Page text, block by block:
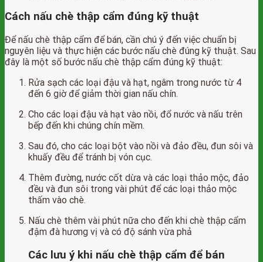
Cách nấu chè thập cẩm đúng kỹ thuật
Để nấu chè thập cẩm để bán, cần chú ý đến việc chuẩn bị
nguyên liệu và thực hiện các bước nấu chè đúng kỹ thuật. Sau
đây là một số bước nấu chè thập cẩm đúng kỹ thuật:
Rửa sạch các loại đậu và hạt, ngâm trong nước từ 4
đến 6 giờ để giảm thời gian nấu chín.
Cho các loại đậu và hạt vào nồi, đổ nước và nấu trên
bếp đến khi chúng chín mềm.
Sau đó, cho các loại bột vào nồi và đảo đều, đun sôi và
khuấy đều để tránh bị vón cục.
Thêm đường, nước cốt dừa và các loại thảo mộc, đảo
đều và đun sôi trong vài phút để các loại thảo mộc
thấm vào chè.
Nấu chè thêm vài phút nữa cho đến khi chè thập cẩm
đậm đà hương vị và có độ sánh vừa phả
Các lưu ý khi nấu chè thập cẩm để bán